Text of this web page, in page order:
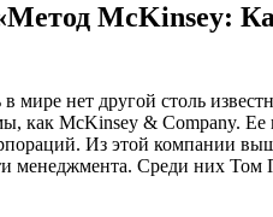
McKinsey:
мире нет другой столь
как McKinsey & Company. Ее
Из этой компании
менеджмента. Среди них Том